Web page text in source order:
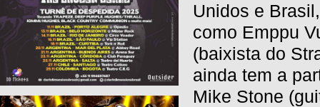
Unidos e
como Emppu
(baixista do
ainda tem a
Mike Stone